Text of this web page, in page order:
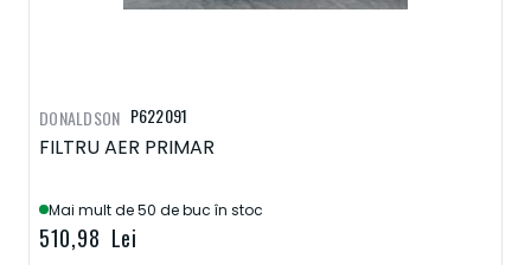
P622091
FILTRU AER PRIMAR
Mai mult de 50 de buc în stoc
510,98 Lei
DONALDSON